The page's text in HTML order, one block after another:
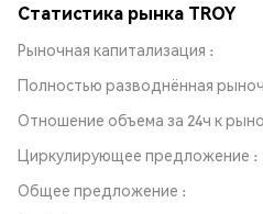
Статистика рынка TROY
Рыночная капитализация
Полностью разводнённая
Отношение объема за 24ч к
Циркулирующее предложение
Общее предложение